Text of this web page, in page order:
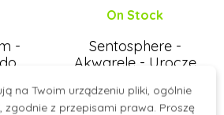
-
On Stock
Sentosphere -
Akwarele - Urocze
89 zł
na Twoim urządzeniu pliki, ogólnie
zgodnie z przepisami prawa. Proszę